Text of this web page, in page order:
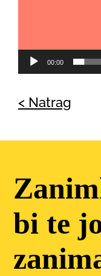
00:00
< Natrag
bi te